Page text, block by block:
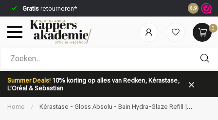
Gratis retourneren* Voor
8.9
0
Summer Deals! 10% korting op alles van Redken, Kérastase,
L’Oréal & Sebastian
Welke categorie ben jij naar op zoek?
Home /
Kérastase - Gloss Absolu - Bain Hydra-Glaze Refill |